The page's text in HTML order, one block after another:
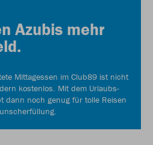
Azubis mehr
Mittagessen im Club89 ist nicht
kostenlos. Mit dem Urlaubs-
dann noch genug für tolle Reisen